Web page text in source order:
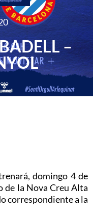
–
domingo 4 de
de la Nova Creu Alta
correspondiente a la